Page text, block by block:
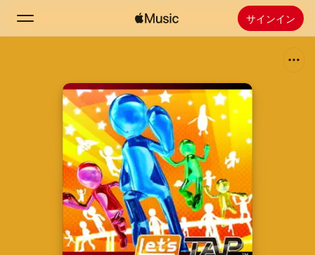
サインイン
ホーム
新着おすすめ
ラジオ
Apple Musicをインストール